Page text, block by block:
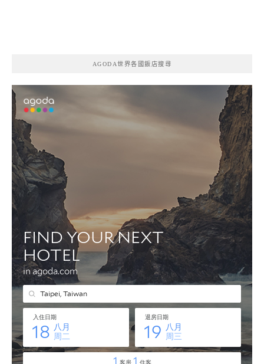
AGODA世界各國飯店搜尋